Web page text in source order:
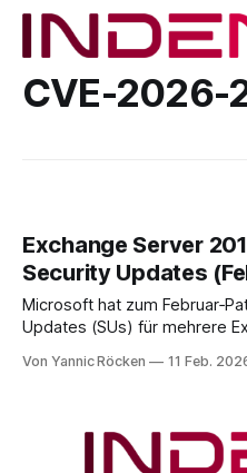
CVE-2026-
Exchange Server
Security Updates
Microsoft hat zum
Updates (SUs) für mehrere
gemeldete
Veröffentlichung ist
Von Yannic Röcken 11 Feb.